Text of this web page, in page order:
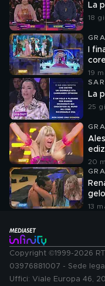
La
18
I
19
La
25
20
13
Copyright ©1999-2026
03976881007 - Sede
Uffici: Viale Europa 46,